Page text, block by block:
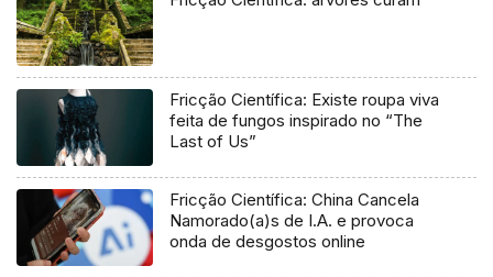
Fricção Científica: Existe roupa viva
feita de fungos inspirado no “The
Last of Us”
Fricção Científica: China Cancela
Namorado(a)s de I.A. e provoca
onda de desgostos online